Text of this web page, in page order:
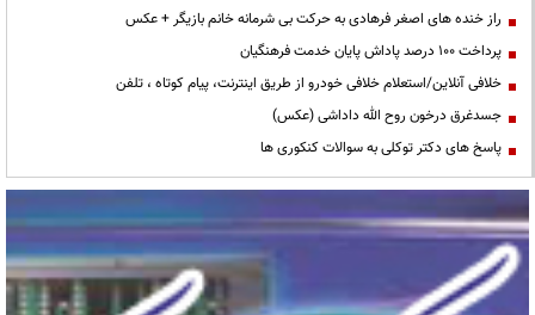
راز خنده های اصغر فرهادی به حرکت بی شرمانه خانم بازیگر + عکس
پرداخت ۱۰۰ درصد پاداش پایان خدمت فرهنگیان
خلافی آنلاین/استعلام خلافی خودرو از طریق اینترنت، پیام کوتاه ، تلفن
جسدغرق درخون روح الله داداشی (عکس)
پاسخ های دکتر توکلی به سوالات کنکوری ها